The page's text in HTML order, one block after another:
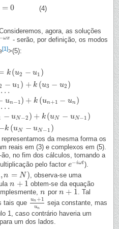
= 0
t2=0 (4)
agora, as soluções
ωx
ωx - serão, por definição, os modos
[1]>(5):
k (u2 − u1 )
u 2−u1)
− u1 ) + k (u3 − u2 )
k(u3− u 2)
. . .
. ..
un−1) + k (un+1 − un )
k(un+1−un)
. . .
. ..
− uN−2 ) + k (uN − uN−1 )
)+k(uN−uN−1)
k (uN − uN−1 )
N−uN−1 )
da mesma forma os
reais em (3) e complexos em (5).
no fim dos cálculos, tomando a
pelo factor e−iωt
e−iωt).
,n = N )
N)
, observa-se uma
n + 1
n+ 1
obtem-se da equação
n
n por n + 1
n+1
. Tal
tais que
un+1
un
un+1u n
seja constante, mas
1, caso contrário haveria um
um dos lados.